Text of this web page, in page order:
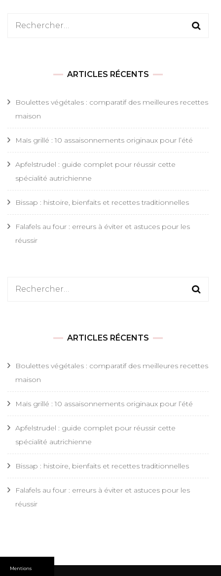
Mentions
Rechercher :
ARTICLES RÉCENTS
Boulettes végétales : comparatif des meilleures recettes
maison
Maïs grillé : 10 assaisonnements originaux pour l’été
Apfelstrudel : guide complet pour réussir cette
spécialité autrichienne
Bissap : histoire, bienfaits et recettes traditionnelles
Falafels au four : erreurs à éviter et astuces pour les
réussir
Rechercher :
ARTICLES RÉCENTS
Boulettes végétales : comparatif des meilleures recettes
maison
Maïs grillé : 10 assaisonnements originaux pour l’été
Apfelstrudel : guide complet pour réussir cette
spécialité autrichienne
Bissap : histoire, bienfaits et recettes traditionnelles
Falafels au four : erreurs à éviter et astuces pour les
réussir